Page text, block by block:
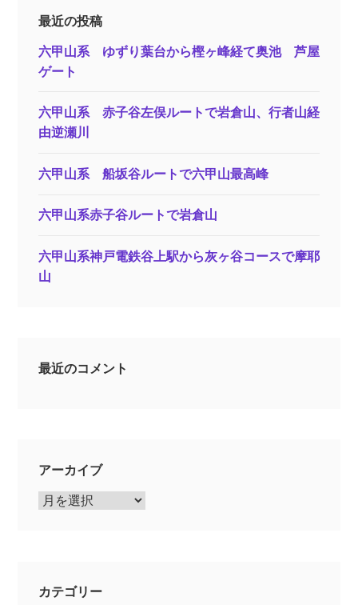
最近の投稿
六甲山系 ゆずり葉台から樫ヶ峰経て奥池 芦屋
ゲート
六甲山系 赤子谷左俣ルートで岩倉山、行者山経
由逆瀬川
六甲山系 船坂谷ルートで六甲山最高峰
六甲山系赤子谷ルートで岩倉山
六甲山系神戸電鉄谷上駅から灰ヶ谷コースで摩耶
山
最近のコメント
アーカイブ
ア
カテゴリー